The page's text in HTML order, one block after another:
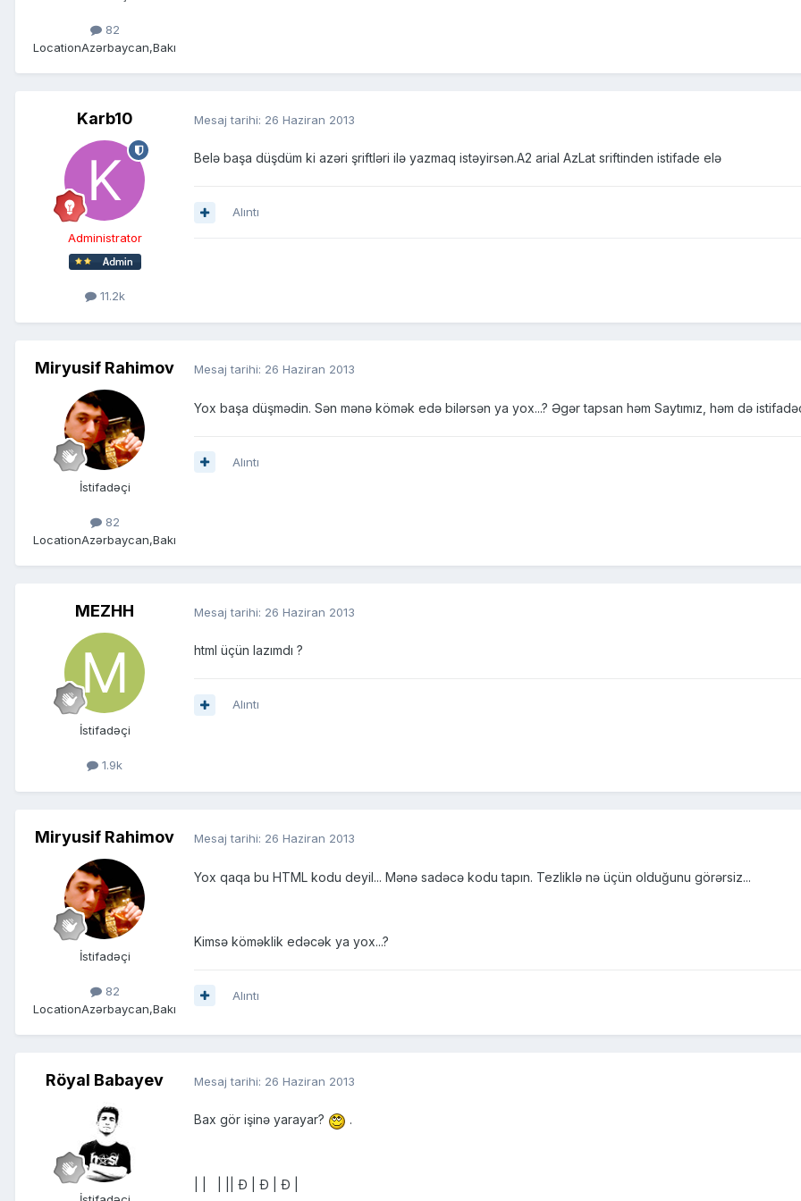
82
LocationAzərbaycan,Bakı
Karb10
Administrator
11.2k
Mesaj tarihi: 26 Haziran 2013
Belə başa düşdüm ki azəri şriftləri ilə yazmaq istəyirsən.A2 arial AzLat sriftinden istifade elə
Alıntı
Miryusif Rahimov
İstifadəçi
82
LocationAzərbaycan,Bakı
Mesaj tarihi: 26 Haziran 2013
Yox başa düşmədin. Sən mənə kömək edə bilərsən ya yox...? Əgər tapsan həm Saytımız, həm də
Alıntı
MEZHH
İstifadəçi
1.9k
Mesaj tarihi: 26 Haziran 2013
html üçün lazımdı ?
Alıntı
Miryusif Rahimov
İstifadəçi
82
LocationAzərbaycan,Bakı
Mesaj tarihi: 26 Haziran 2013
Yox qaqa bu HTML kodu deyil... Mənə sadəcə kodu tapın. Tezliklə nə üçün olduğunu görərsiz...
Kimsə köməklik edəcək ya yox...?
Alıntı
Röyal Babayev Mesaj tarihi: 26 Haziran 2013
Bax gör işinə yarayar? .
| | | || Ð | Ð | Ð |